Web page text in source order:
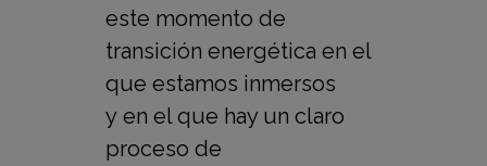
este momento de
transición energética en el
que estamos inmersos
y en el que hay un claro
proceso de